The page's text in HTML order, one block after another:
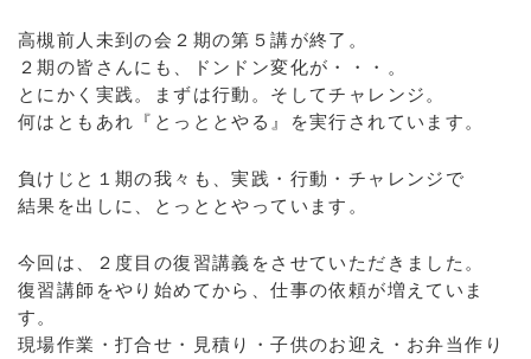
高槻前人未到の会２期の第５講が終了。
２期の皆さんにも、ドンドン変化が・・・。
とにかく実践。まずは行動。そしてチャレンジ。
何はともあれ『とっととやる』を実行されています。
負けじと１期の我々も、実践・行動・チャレンジで
結果を出しに、とっととやっています。
今回は、２度目の復習講義をさせていただきました。
復習講師をやり始めてから、仕事の依頼が増えていま
す。
現場作業・打合せ・見積り・子供のお迎え・お弁当作り